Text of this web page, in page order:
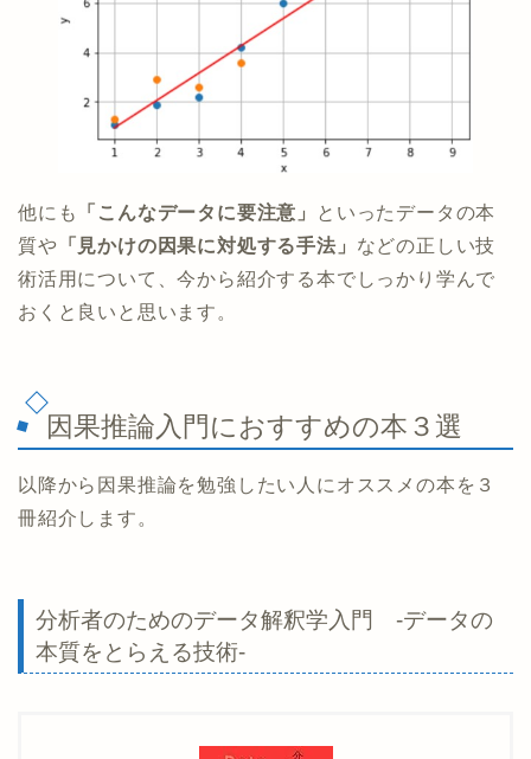
他にも 「こんなデータに要注意」
といったデータの本
質や 「見かけの因果に対処する手法」 などの正しい技
術活用について、今から紹介する本でしっかり学んで
おくと良いと思います。
因果推論入門におすすめの本３選
以降から因果推論を勉強したい人にオススメの本を３
冊紹介します。
分析者のためのデータ解釈学入門 -データの
本質をとらえる技術-